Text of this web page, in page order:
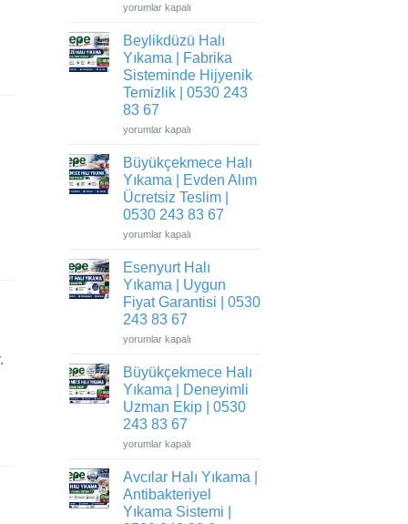
83
için
Esenyurt
|
Aynı
Gün
Ücretsiz
Servis
0530
243
83
67
yorumlar kapalı
Beylikdüzü Halı
Yıkama | Fabrika
Sisteminde Hijyenik
Temizlik | 0530 243
83 67
Beylikdüzü
|
Fabrika
Sisteminde
Hijyenik
Temizlik
|
243
67
için
yorumlar kapalı
Büyükçekmece Halı
Yıkama | Evden Alım
Ücretsiz Teslim |
0530 243 83 67
Büyükçekmece
|
Evden
Alım
Ücretsiz
Teslim
|
243
67
için
yorumlar kapalı
Esenyurt Halı
Yıkama | Uygun
Fiyat Garantisi | 0530
243 83 67
Esenyurt
|
Uygun
Fiyat
Garantisi
0530
83
için
yorumlar kapalı
Büyükçekmece Halı
Yıkama | Deneyimli
Uzman Ekip | 0530
243 83 67
Büyükçekmece
|
Deneyimli
Uzman
Ekip
yorumlar kapalı
Avcılar Halı Yıkama |
Antibakteriyel
Yıkama Sistemi |